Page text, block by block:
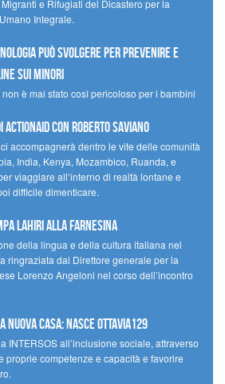
e Rifugiati del Dicastero per la
Integrale.
può svolgere per prevenire e
sui minori
è mai stato così pericoloso per i bambini
con Roberto Saviano
accompagnerà dentro le vite delle comunità
India, Kenya, Mozambico, Ruanda, e
viaggiare all’interno di realtà lontane e
difficile dimenticare.
Lahiri alla Farnesina
della lingua e della cultura italiana nel
ringraziata dal Direttore generale per la
Lorenzo Angeloni nel corso dell’incontro
nuova casa: nasce Ottavia129
INTERSOS all’inclusione sociale, attraverso
proprie competenze e capacità e favorire